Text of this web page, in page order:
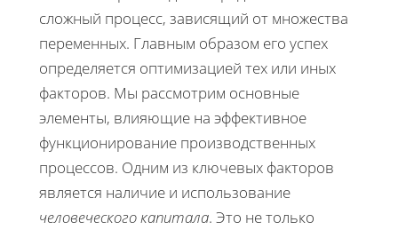
сложный процесс, зависящий от множества
переменных. Главным образом его успех
определяется оптимизацией тех или иных
факторов. Мы рассмотрим основные
элементы, влияющие на эффективное
функционирование производственных
процессов. Одним из ключевых факторов
является наличие и использование
человеческого капитала. Это не только